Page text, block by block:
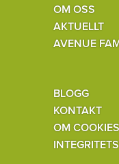
OM OSS
AKTUELLT
AVENUE
BLOGG
KONTAKT
OM COOKIES